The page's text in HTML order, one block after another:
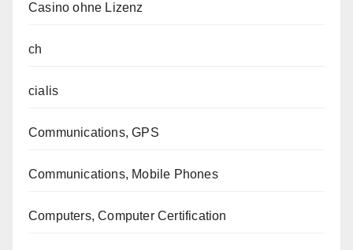
Casino ohne Lizenz
ch
cialis
Communications, GPS
Communications, Mobile Phones
Computers, Computer Certification